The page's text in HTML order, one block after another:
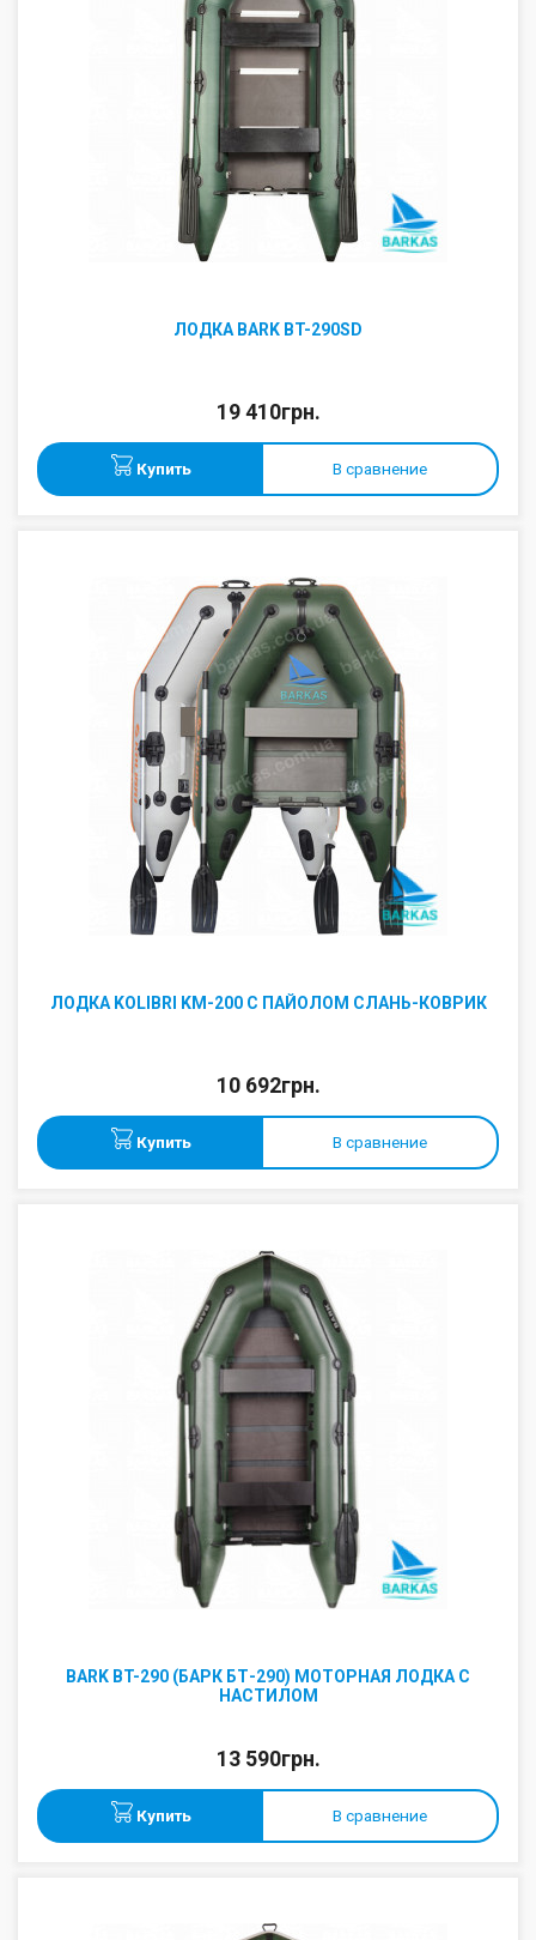
ЛОДКА BARK BT-290SD
19 410грн.
Купить В сравнение
ЛОДКА KOLIBRI KM-200 С ПАЙОЛОМ СЛАНЬ-КОВРИК
10 692грн.
Купить В сравнение
BARK BT-290 (БАРК БТ-290) МОТОРНАЯ ЛОДКА С
НАСТИЛОМ
13 590грн.
Купить В сравнение